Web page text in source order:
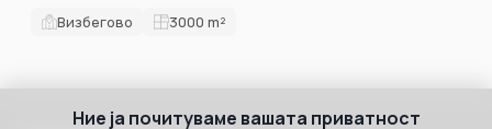
Визбегово 3000 m²
Ние ја почитуваме вашата приватност